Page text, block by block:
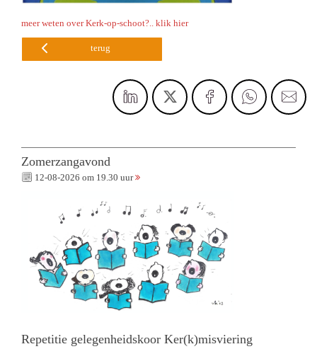
meer weten over Kerk-op-schoot?.. klik hier
terug
Zomerzangavond
12-08-2026 om 19.30 uur
Repetitie gelegenheidskoor Ker(k)misviering